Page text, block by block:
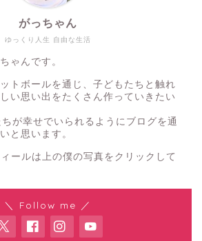
ゆっくり人生 自由な生活
がっちゃん
ゃんです。
トボールを通じ、子どもたちと触れ
い思い出をたくさん作っていきたい
が幸せでいられるようにブログを通
と思います。
ィールは上の僕の写真をクリックして
＼ Follow me ／